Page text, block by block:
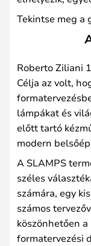
Tekintse meg a
Roberto Ziliani
Célja az volt,
lámpákat és
előtt tartó
modern
A SLAMPS
széles
számára, egy
számos
köszönhetően
formatervezési